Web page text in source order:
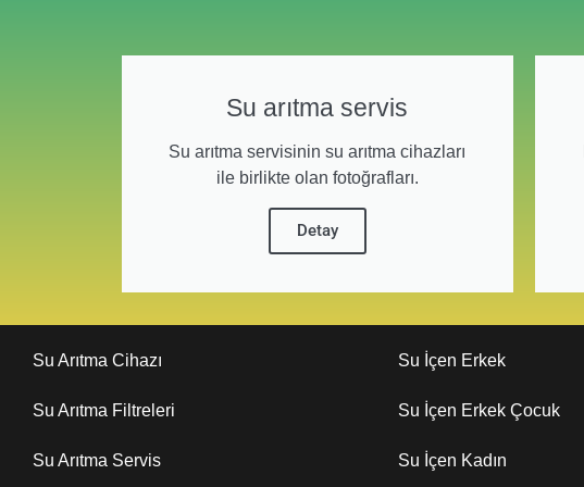
Su arıtma servis
Su arıtma servisinin su arıtma cihazları
ile birlikte olan fotoğrafları.
Detay
Su Arıtma Cihazı
Su Arıtma Filtreleri
Su Arıtma Servis
Su İçen Erkek
Su İçen Erkek Çocuk
Su İçen Kadın